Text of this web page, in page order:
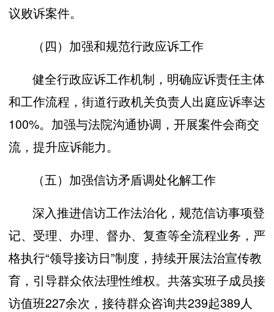
议败诉案件。
（四）加强和规范行政应诉工作
健全行政应诉工作机制，明确应诉责任主体
和工作流程，街道行政机关负责人出庭应诉率达
100%。加强与法院沟通协调，开展案件会商交
流，提升应诉能力。
（五）加强信访矛盾调处化解工作
深入推进信访工作法治化，规范信访事项登
记、受理、办理、督办、复查等全流程业务，严
格执行“领导接访日”制度，持续开展法治宣传教
育，引导群众依法理性维权。共落实班子成员接
访值班227余次，接待群众咨询共239起389人